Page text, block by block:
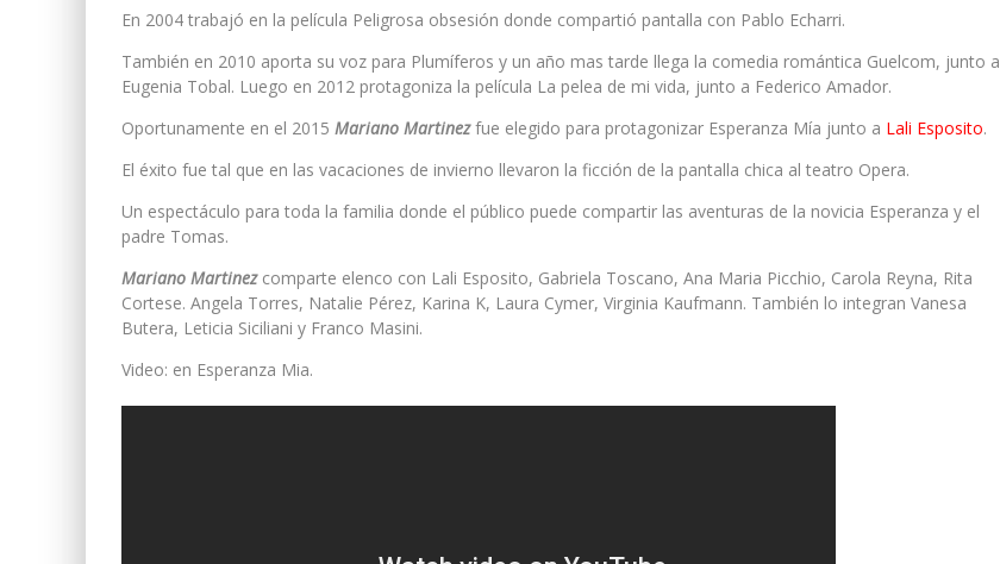
En 2004 trabajó en la película Peligrosa obsesión donde compartió pantalla con Pablo Echarri.
También en 2010 aporta su voz para Plumíferos y un año mas tarde llega la comedia romántica Guelcom, junto a
Eugenia Tobal. Luego en 2012 protagoniza la película La pelea de mi vida, junto a Federico Amador.
Oportunamente en el 2015 Mariano Martinezfue elegido para protagonizar Esperanza Mía junto a Lali Esposito.
El éxito fue tal que en las vacaciones de invierno llevaron la ficción de la pantalla chica al teatro Opera.
Un espectáculo para toda la familia donde el público puede compartir las aventuras de la novicia Esperanza y el
padre Tomas.
Mariano Martinezcomparte elenco con Lali Esposito, Gabriela Toscano, Ana Maria Picchio, Carola Reyna, Rita
Cortese. Angela Torres, Natalie Pérez, Karina K, Laura Cymer, Virginia Kaufmann. También lo integran Vanesa
Butera, Leticia Siciliani y Franco Masini.
Video: en Esperanza Mia.